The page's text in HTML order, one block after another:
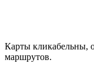
Карты кликабельны,
маршрутов.